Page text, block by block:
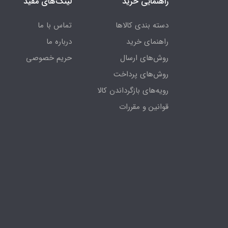
دسته بندی کالاها
راهنمای خرید
روش‌های ارسال
روش‌های پرداخت
رویه‌های بازگرداندن کالا
قوانین و مقررات
تماس با ما
درباره ما
حریم خصوصی